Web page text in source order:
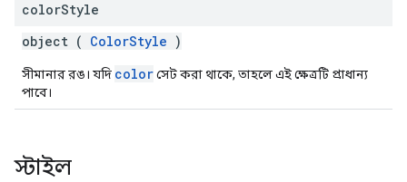
colorStyle
object ( ColorStyle )
সীমানার রঙ। যদি colorসেট করা থাকে, তাহলে এই ক্ষেত্রটি প্রাধান্য
পাবে।
স্টাইল